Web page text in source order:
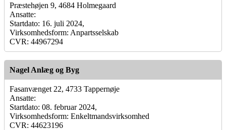
Præstehøjen 9, 4684 Holmegaard
Ansatte:
Startdato: 16. juli 2024,
Virksomhedsform: Anpartsselskab
CVR: 44967294
Nagel Anlæg og Byg
Fasanvænget 22, 4733 Tappernøje
Ansatte:
Startdato: 08. februar 2024,
Virksomhedsform: Enkeltmandsvirksomhed
CVR: 44623196